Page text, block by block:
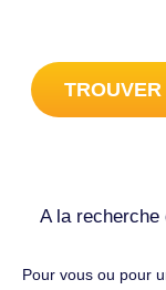
A la recherche
Pour vous ou pour